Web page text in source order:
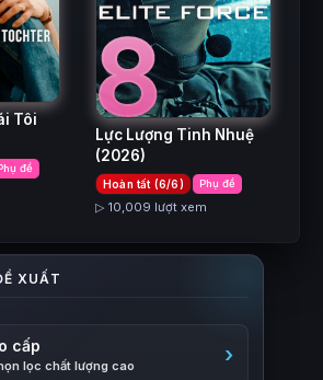
Tôi
Phụ đề
8
Lực Lượng Tinh Nhuệ
(2026)
Hoàn tất (6/6) Phụ đề
▷ 10,009 lượt xem
cấp
lọc chất lượng cao